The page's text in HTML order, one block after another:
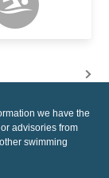
we have the
advisories from
swimming